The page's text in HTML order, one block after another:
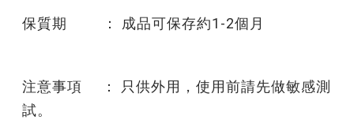
保質期 ： 成品可保存約1-2個月
注意事項 ： 只供外用，使用前請先做敏感測
試。